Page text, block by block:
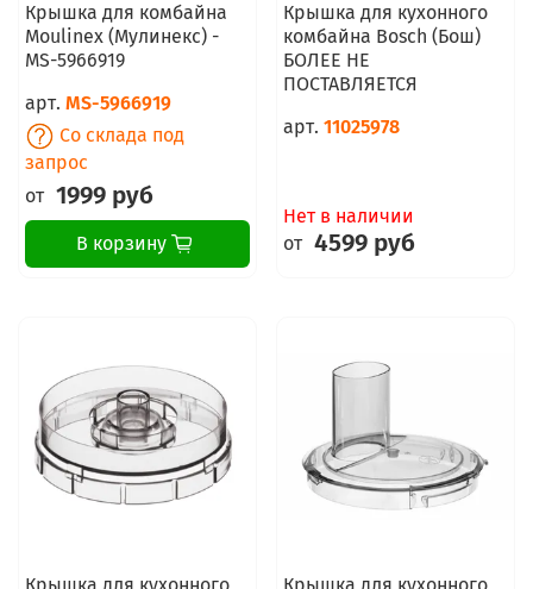
Крышка для комбайна
Moulinex (Мулинекс) -
MS-5966919
арт. MS-5966919
Со склада под
запрос
от 1999 руб
В корзину
Крышка для кухонного
комбайна Bosch (Бош)
БОЛЕЕ НЕ
ПОСТАВЛЯЕТСЯ
арт. 11025978
Нет в наличии
от 4599 руб